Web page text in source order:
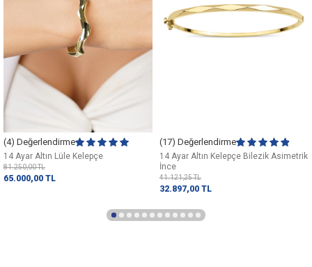
(4) Değerlendirme
14 Ayar Altın Lüle Kelepçe
81.250,00TL
65.000,00 TL
(17) Değerlendirme
14 Ayar Altın Kelepçe Bilezik Asimetrik
İnce
41.121,25TL
32.897,00 TL